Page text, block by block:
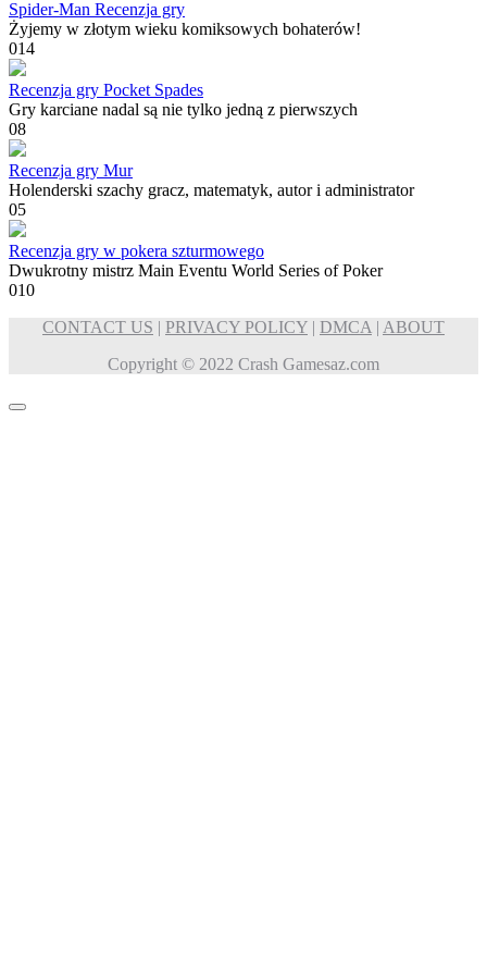
Spider-Man Recenzja gry
Żyjemy w złotym wieku komiksowych bohaterów!
014
Recenzja gry Pocket Spades
Gry karciane nadal są nie tylko jedną z pierwszych
08
Recenzja gry Mur
Holenderski szachy gracz, matematyk, autor i administrator
05
Recenzja gry w pokera szturmowego
Dwukrotny mistrz Main Eventu World Series of Poker
010
CONTACT US | PRIVACY POLICY | DMCA | ABOUT
Copyright © 2022 Crash Gamesaz.com